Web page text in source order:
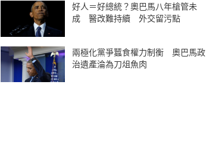
好人＝好總統？奧巴馬八年槍管未
成 醫改難持續 外交留污點
兩極化黨爭蠶食權力制衡 奧巴馬政
治遺產淪為刀俎魚肉